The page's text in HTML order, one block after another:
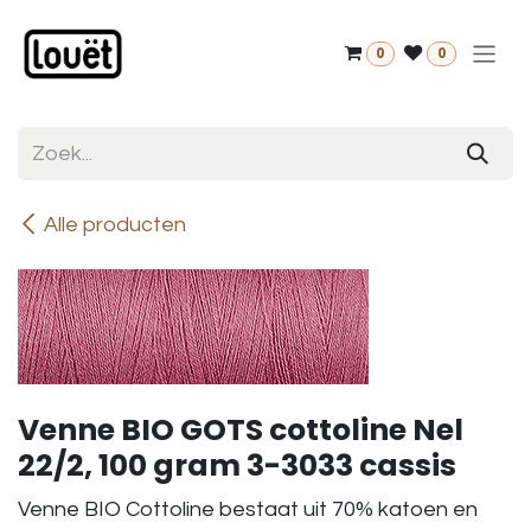
0 0
Alle producten
Venne BIO GOTS cottoline Nel
22/2, 100 gram 3-3033 cassis
Venne BIO Cottoline bestaat uit 70% katoen en